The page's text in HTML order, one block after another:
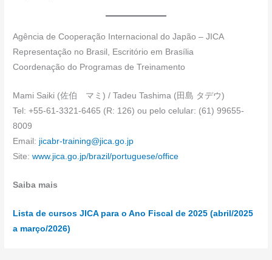
Agência de Cooperação Internacional do Japão – JICA
Representação no Brasil, Escritório em Brasília
Coordenação do Programas de Treinamento
Mami Saiki (佐伯 マミ) / Tadeu Tashima (田島 タデウ)
Tel: +55-61-3321-6465 (R: 126) ou pelo celular: (61) 99655-
8009
Email: jicabr-training@jica.go.jp
Site:www.jica.go.jp/brazil/portuguese/office
Saiba mais
Lista de cursos JICA para o Ano Fiscal de 2025 (abril/2025
a março/2026)